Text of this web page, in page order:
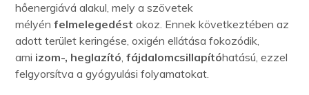
hőenergiává alakul, mely a szövetek
mélyénfelmelegedést okoz. Ennek következtében az
adott terület keringése, oxigén ellátása fokozódik,
ami izom-, heglazító,fájdalomcsillapítóhatású, ezzel
felgyorsítva a gyógyulási folyamatokat.